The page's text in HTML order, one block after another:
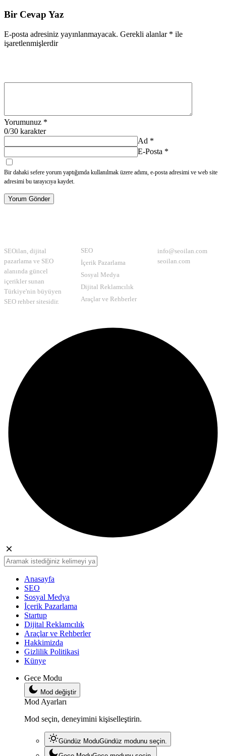
Bir Cevap Yaz
E-posta adresiniz yayınlanmayacak. Gerekli alanlar * ile
işaretlenmişlerdir
Yorumunuz *
0/30 karakter
Ad *
E-Posta *
Bir dahaki sefere yorum yaptığımda kullanılmak üzere adımı, e-posta adresimi ve web site
adresimi bu tarayıcıya kaydet.
Yorum Gönder
SEOilan, dijital
pazarlama ve SEO
alanında güncel
içerikler sunan
Türkiye'nin büyüyen
SEO rehber sitesidir.
SEO
İçerik Pazarlama
Sosyal Medya
Dijital Reklamcılık
Araçlar ve Rehberler
info@seoilan.com
seoilan.com
Anasayfa
SEO
Sosyal Medya
İçerik Pazarlama
Startup
Dijital Reklamcılık
Araçlar ve Rehberler
Hakkimizda
Gizlilik Politikasi
Künye
Gece Modu
Mod değiştir
Mod Ayarları
Mod seçin, deneyimini kişiselleştirin.
Gündüz ModuGündüz modunu seçin.